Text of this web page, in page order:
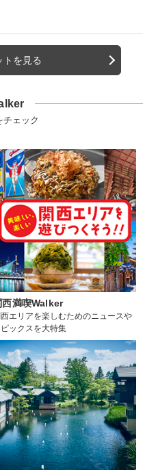
トを見る
チェック
西満喫Walker
エリアを楽しむためのニュースや
ピックスを大特集